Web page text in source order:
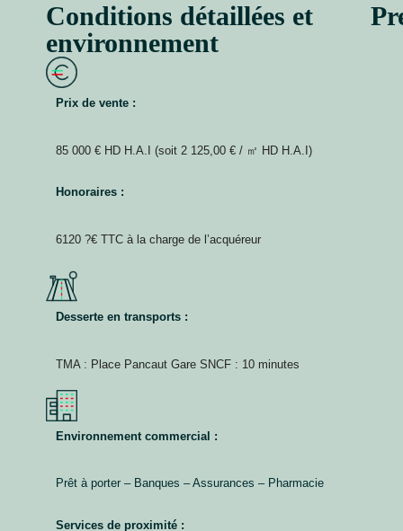
Conditions détaillées et
environnement
Prix de vente :
85 000 € HD H.A.I (soit 2 125,00 € / ㎡ HD H.A.I)
Honoraires :
6120 ?€ TTC à la charge de l’acquéreur
Desserte en transports :
TMA : Place Pancaut Gare SNCF : 10 minutes
Environnement commercial :
Prêt à porter – Banques – Assurances – Pharmacie
Services de proximité :